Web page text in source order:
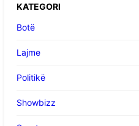
KATEGORI
Botë
Lajme
Politikë
Showbizz